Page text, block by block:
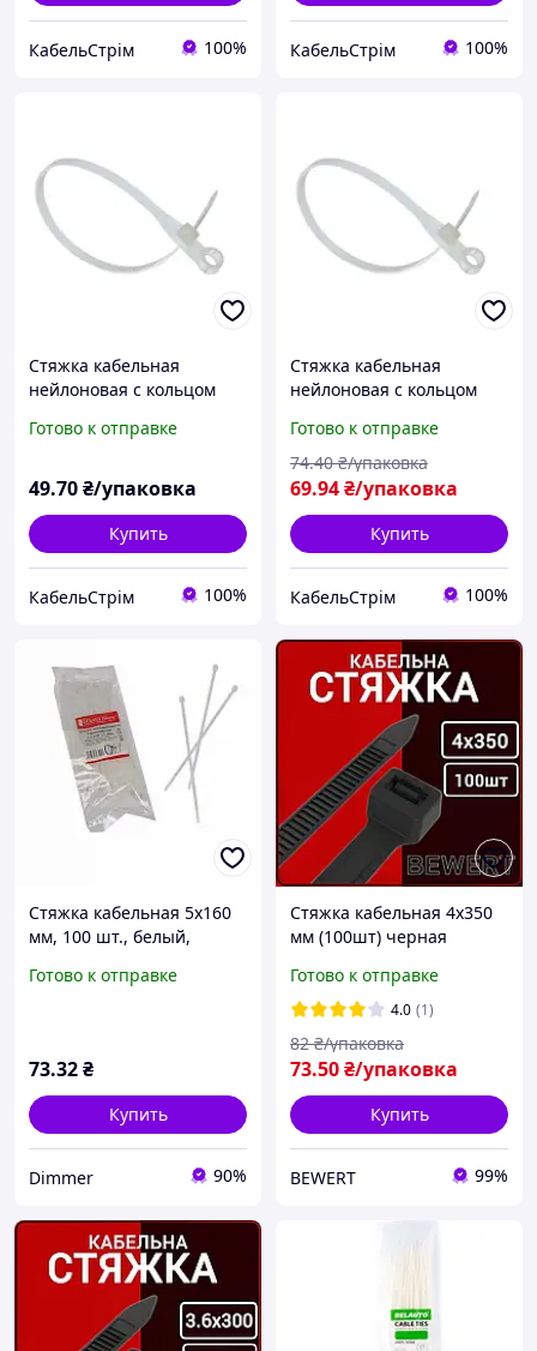
КабельСтрім 100% КабельСтрім 100%
Стяжка кабельная
нейлоновая с кольцом
Готово к отправке
49.70₴/упаковка
Купить
КабельСтрім 100%
Стяжка кабельная
нейлоновая с кольцом
Готово к отправке
69.94₴/упаковка
74.40 ₴/упаковка
Купить
КабельСтрім 100%
Стяжка кабельная 5х160
мм, 100 шт., белый,
Готово к отправке
73.32₴
Купить
Dimmer 90%
Стяжка кабельная 4х350
мм (100шт) черная
Готово к отправке
4.0 (1)
73.50₴/упаковка
82 ₴/упаковка
Купить
BEWERT 99%